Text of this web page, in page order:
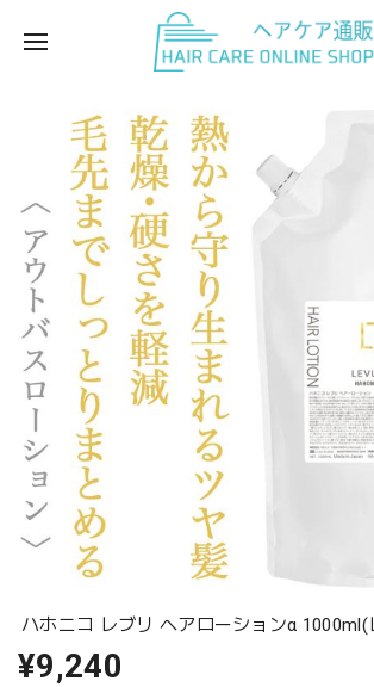
ハホニコ レブリ へアローションα
¥9,240